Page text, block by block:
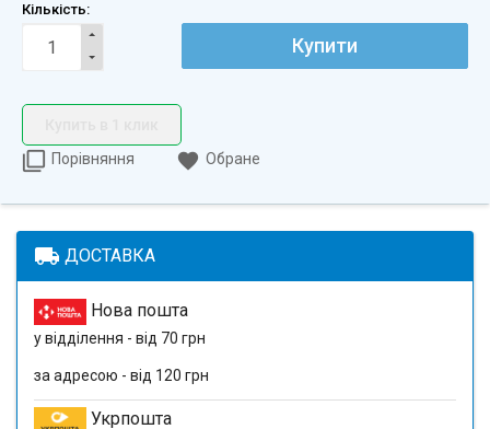
Кількість:
Купити
Порівняння
Обране
local_shipping ДОСТАВКА
Нова пошта
у відділення - від 70 грн
за адресою - від 120 грн
Укрпошта